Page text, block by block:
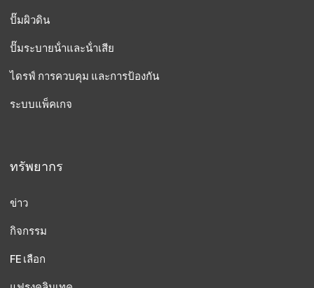
ปั๊มผิวดิน
ปั๊มระบายน้ําและน้ําเสีย
ไดรฟ์ การควบคุม และการป้องกัน
ระบบแพ็คเกจ
ทรัพยากร
ข่าว
กิจกรรม
FE เลือก